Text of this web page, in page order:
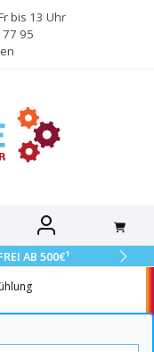
bis 13 Uhr
95
AB 500€1